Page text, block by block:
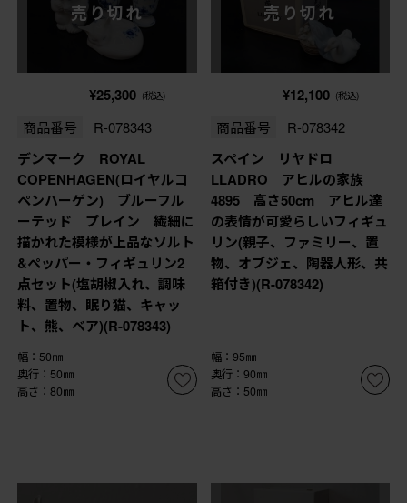
売り切れ
¥25,300 (税込)
商品番号 R-078343
デンマーク ROYAL
COPENHAGEN(ロイヤルコ
ペンハーゲン) ブルーフル
ーテッド プレイン 繊細に
描かれた模様が上品なソルト
&ペッパー・フィギュリン2
点セット(塩胡椒入れ、調味
料、置物、眠り猫、キャッ
ト、熊、ベア)(R-078343)
幅：50㎜
奥行：50㎜
高さ：80㎜
売り切れ
¥12,100 (税込)
商品番号 R-078342
スペイン リヤドロ
LLADRO アヒルの家族
4895 高さ50cm アヒル達
の表情が可愛らしいフィギュ
リン(親子、ファミリー、置
物、オブジェ、陶器人形、共
箱付き)(R-078342)
幅：95㎜
奥行：90㎜
高さ：50㎜